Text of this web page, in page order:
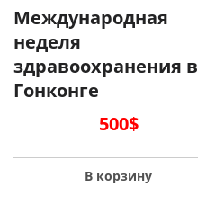
Международная
неделя
здравоохранения в
Гонконге
500$
В корзину